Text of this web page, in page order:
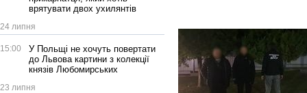
врятувати двох ухилянтів
24 липня
15:00
У Польщі не хочуть повертати
до Львова картини з колекції
князів Любомирських
23 липня